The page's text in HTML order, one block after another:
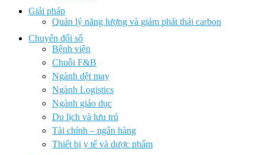
Giải pháp
Quản lý năng lượng và giảm phát thải carbon
Chuyển đổi số
Bệnh viện
Chuỗi F&B
Ngành dệt may
Ngành Logistics
Ngành giáo dục
Du lịch và lưu trú
Tài chính – ngân hàng
Thiết bị y tế và dược phẩm